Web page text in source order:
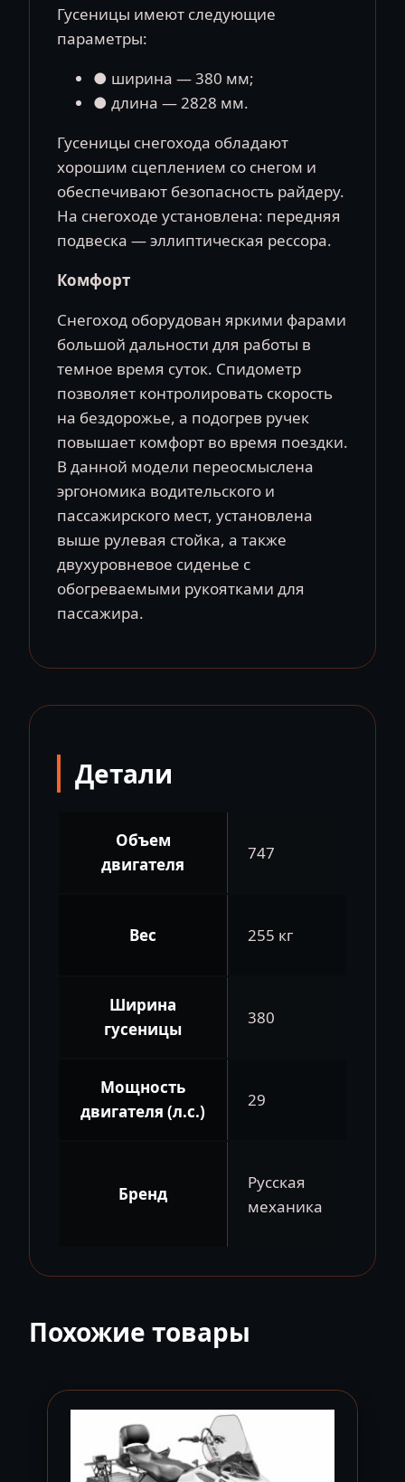
Гусеницы имеют следующие
параметры:
● ширина — 380 мм;
● длина — 2828 мм.
Гусеницы снегохода обладают
хорошим сцеплением со снегом и
обеспечивают безопасность райдеру.
На снегоходе установлена: передняя
подвеска — эллиптическая рессора.
Комфорт
Снегоход оборудован яркими фарами
большой дальности для работы в
темное время суток. Спидометр
позволяет контролировать скорость
на бездорожье, а подогрев ручек
повышает комфорт во время поездки.
В данной модели переосмыслена
эргономика водительского и
пассажирского мест, установлена
выше рулевая стойка, а также
двухуровневое сиденье с
обогреваемыми рукоятками для
пассажира.
Детали
Объем
двигателя
747
Вес 255 кг
Ширина
гусеницы
380
Мощность
двигателя (л.с.)
29
Бренд
Русская
механика
Похожие товары